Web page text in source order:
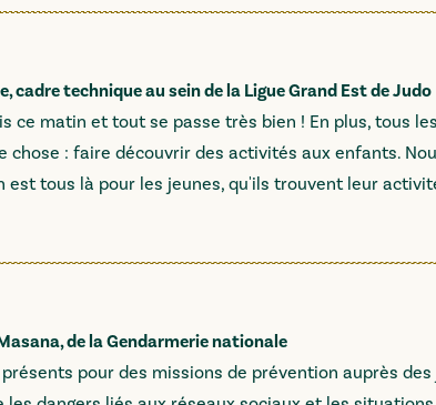
cadre technique au sein de la Ligue Grand Est de Judo
ce matin et tout se passe très bien ! En plus, tous
chose : faire découvrir des activités aux enfants.
est tous là pour les jeunes, qu'ils trouvent leur
de la Gendarmerie nationale
pour des missions de prévention auprès